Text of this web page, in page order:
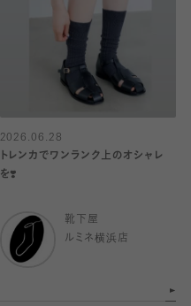
2026.06.28
トレンカでワンランク上のオシャレ
を❣️
靴下屋
ルミネ横浜店